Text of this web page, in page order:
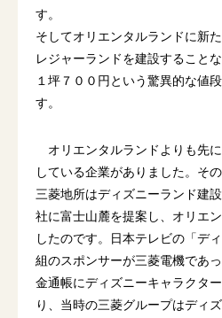
す。
そしてオリエンタルランドに新
レジャーランドを建設すること
１坪７００円という驚異的な値
す。
オリエンタルランドよりも先
している企業がありました。そ
三菱地所はディズニーランド建
社に富士山麓を提案し、オリエ
したのです。日本テレビの「デ
組のスポンサーが三菱電機であ
金通帳にディズニーキャラクタ
り、当時の三菱グループはディ